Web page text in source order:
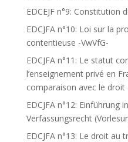
EDCEJF n°9: Constitution
EDCJFA n°10: Loi sur la
contentieuse -VwVfG-
EDCJFA n°11: Le statut
l’enseignement privé en
comparaison avec le droit
EDCJFA n°12: Einführung
Verfassungsrecht
EDCJFA n°13: Le droit